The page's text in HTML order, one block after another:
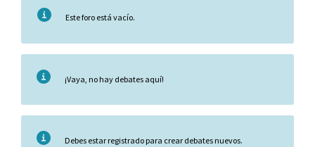
Este foro está vacío.
¡Vaya, no hay debates aquí!
Debes estar registrado para crear debates nuevos.